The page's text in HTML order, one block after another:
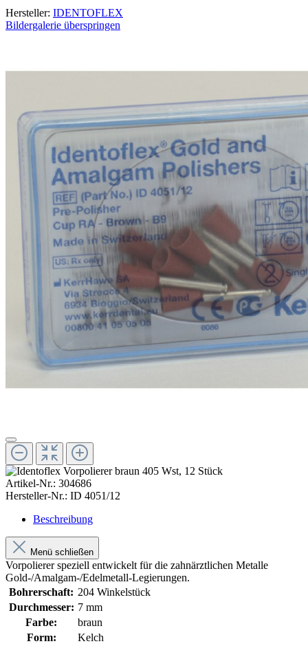
Hersteller: IDENTOFLEX
Bildergalerie überspringen
Artikel-Nr.: 304686
Hersteller-Nr.: ID 4051/12
Beschreibung
Menü schließen
Vorpolierer speziell entwickelt für die zahnärztlichen Metalle
Gold-/Amalgam-/Edelmetall-Legierungen.
Bohrerschaft: 204 Winkelstück
Durchmesser: 7 mm
Farbe:
braun
Form:
Kelch